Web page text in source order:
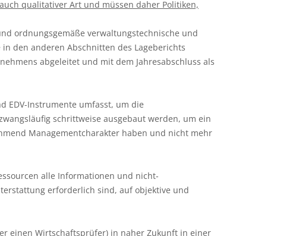
qualitativer Art und müssen daher Politiken,
ordnungsgemäße verwaltungstechnische und
den anderen Abschnitten des Lageberichts
abgeleitet und mit dem Jahresabschluss als
EDV-Instrumente umfasst, um die
schrittweise ausgebaut werden, um ein
Managementcharakter haben und nicht mehr
alle Informationen und nicht-
erforderlich sind, auf objektive und
einen Wirtschaftsprüfer) in naher Zukunft in einer